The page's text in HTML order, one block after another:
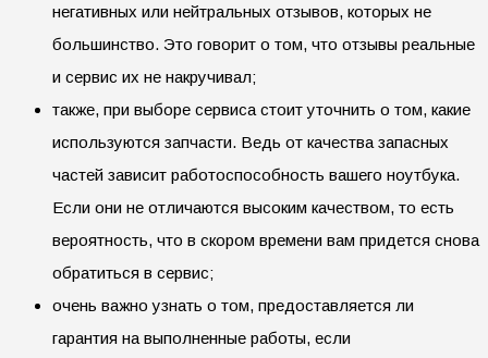
негативных или нейтральных отзывов, которых не
большинство. Это говорит о том, что отзывы реальные
и сервис их не накручивал;
также, при выборе сервиса стоит уточнить о том, какие
используются запчасти. Ведь от качества запасных
частей зависит работоспособность вашего ноутбука.
Если они не отличаются высоким качеством, то есть
вероятность, что в скором времени вам придется снова
обратиться в сервис;
очень важно узнать о том, предоставляется ли
гарантия на выполненные работы, если